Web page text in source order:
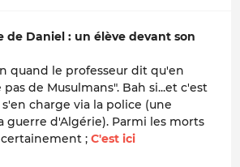
de Daniel : un élève devant son
quand le professeur dit qu'en
de Musulmans". Bah si...et c'est
charge via la police (une
guerre d'Algérie). Parmi les morts
; C'est ici